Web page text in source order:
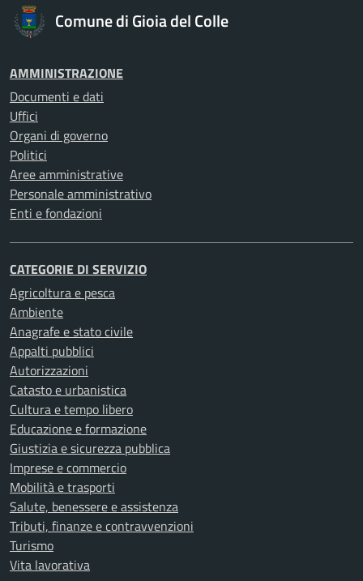
Comune di Gioia del Colle
AMMINISTRAZIONE
Documenti e dati
Uffici
Organi di governo
Politici
Aree amministrative
Personale amministrativo
Enti e fondazioni
CATEGORIE DI SERVIZIO
Agricoltura e pesca
Ambiente
Anagrafe e stato civile
Appalti pubblici
Autorizzazioni
Catasto e urbanistica
Cultura e tempo libero
Educazione e formazione
Giustizia e sicurezza pubblica
Imprese e commercio
Mobilità e trasporti
Salute, benessere e assistenza
Tributi, finanze e contravvenzioni
Turismo
Vita lavorativa